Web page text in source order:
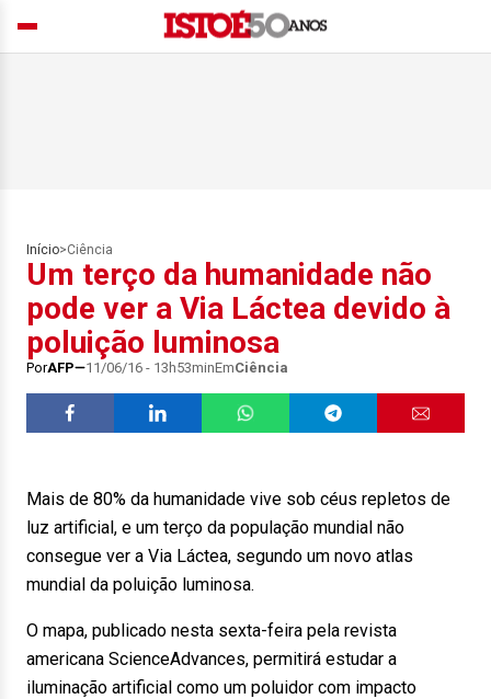
Início>Ciência
Um terço da humanidade não
pode ver a Via Láctea devido à
poluição luminosa
PorAFP 11/06/16 - 13h53minEmCiência
Mais de 80% da humanidade vive sob céus repletos de
luz artificial, e um terço da população mundial não
consegue ver a Via Láctea, segundo um novo atlas
mundial da poluição luminosa.
O mapa, publicado nesta sexta-feira pela revista
americana ScienceAdvances, permitirá estudar a
iluminação artificial como um poluidor com impacto